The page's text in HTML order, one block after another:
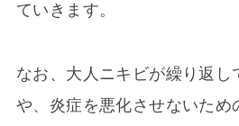
ていきます。
なお、大人ニキビが繰り返し
や、炎症を悪化させないため